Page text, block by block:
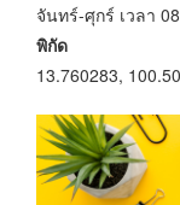
จันทร์-ศุกร์ เวลา
พิกัด
13.760283,